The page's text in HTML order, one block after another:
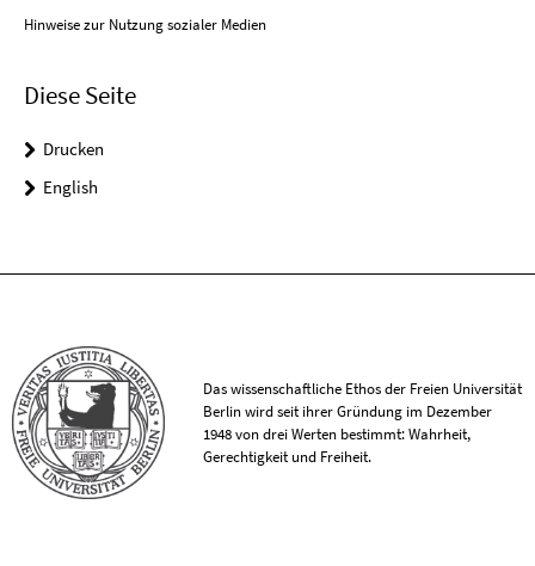
Hinweise zur Nutzung sozialer Medien
Diese Seite
Drucken
English
Das wissenschaftliche Ethos der Freien Universität
Berlin wird seit ihrer Gründung im Dezember
1948 von drei Werten bestimmt: Wahrheit,
Gerechtigkeit und Freiheit.